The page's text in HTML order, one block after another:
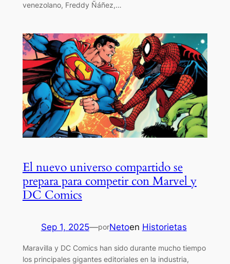
venezolano, Freddy Ñáñez,…
El nuevo universo compartido se
prepara para competir con Marvel y
DC Comics
Sep 1, 2025—porNetoen Historietas
Maravilla y DC Comics han sido durante mucho tiempo
los principales gigantes editoriales en la industria,